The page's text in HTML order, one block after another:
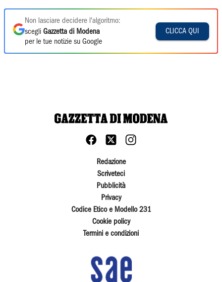
Non lasciare decidere l'algoritmo:
scegli Gazzetta di Modena
per le tue notizie su Google
CLICCA QUI
Redazione
Scriveteci
Pubblicità
Privacy
Codice Etico e Modello 231
Cookie policy
Termini e condizioni